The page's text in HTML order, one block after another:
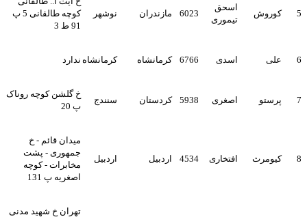
5 کوروش
اسحق
تیموری
6023 مازندران نوشهر
کوچه طالقانی 5 پ
91 ط 3
6 علی اسدی 6766 کرمانشاه کرمانشاه ندارد
7 پرستو اصغری 5938 کردستان سنندج
خ گلشن کوچه روناک
پ 20
8 کیومرث افتخاری 4534 اردبیل اردبیل
میدان قائم - خ
جمهوری - پشت
مخابرات - کوچه
اصغریه پ 131
تهران خ شهید مدنی